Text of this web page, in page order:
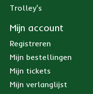
Trolley's
Mijn account
Registreren
Mijn bestellingen
Mijn tickets
Mijn verlanglijst